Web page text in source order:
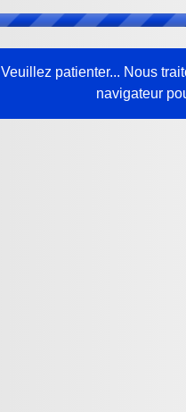
Veuillez patienter... Nous
navigateur